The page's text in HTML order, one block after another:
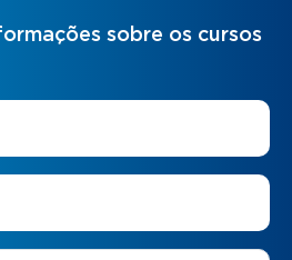
sobre os cursos